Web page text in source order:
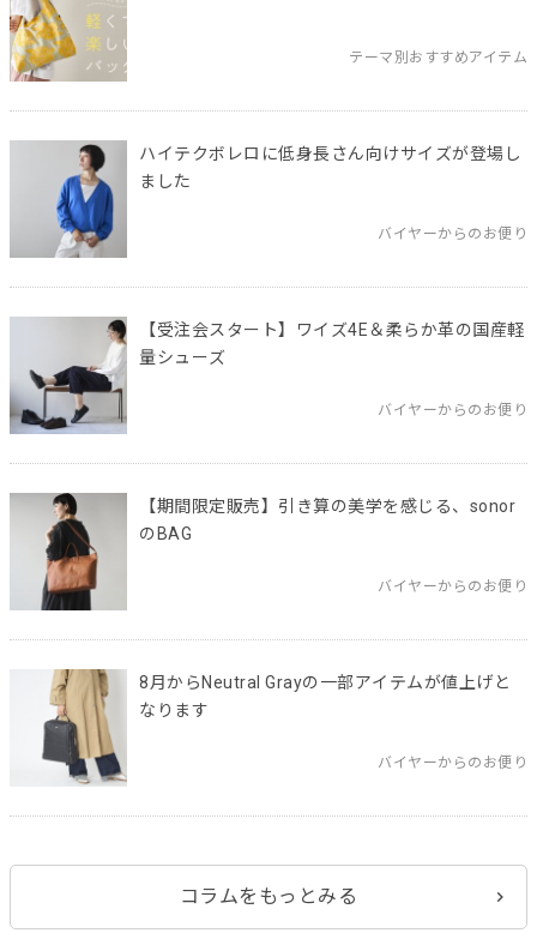
テーマ別おすすめアイテム
ハイテクボレロに低身長さん向けサイズが登場し
ました
バイヤーからのお便り
【受注会スタート】ワイズ4E＆柔らか革の国産軽
量シューズ
バイヤーからのお便り
【期間限定販売】引き算の美学を感じる、sonor
のBAG
バイヤーからのお便り
8月からNeutral Grayの一部アイテムが値上げと
なります
バイヤーからのお便り
コラムをもっとみる